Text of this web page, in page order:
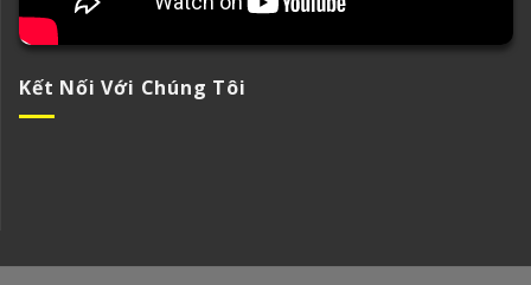
Kết Nối Với Chúng Tôi